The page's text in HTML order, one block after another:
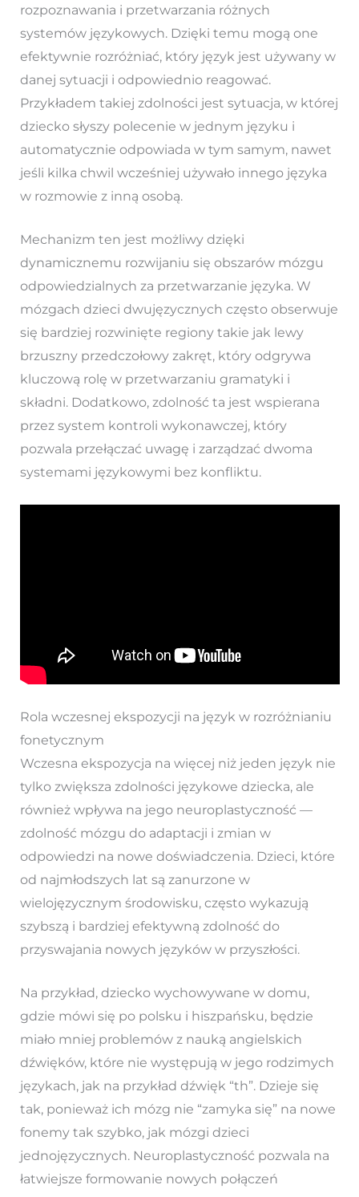
rozpoznawania i przetwarzania różnych
systemów językowych. Dzięki temu mogą one
efektywnie rozróżniać, który język jest używany w
danej sytuacji i odpowiednio reagować.
Przykładem takiej zdolności jest sytuacja, w której
dziecko słyszy polecenie w jednym języku i
automatycznie odpowiada w tym samym, nawet
jeśli kilka chwil wcześniej używało innego języka
w rozmowie z inną osobą.
Mechanizm ten jest możliwy dzięki
dynamicznemu rozwijaniu się obszarów mózgu
odpowiedzialnych za przetwarzanie języka. W
mózgach dzieci dwujęzycznych często obserwuje
się bardziej rozwinięte regiony takie jak lewy
brzuszny przedczołowy zakręt, który odgrywa
kluczową rolę w przetwarzaniu gramatyki i
składni. Dodatkowo, zdolność ta jest wspierana
przez system kontroli wykonawczej, który
pozwala przełączać uwagę i zarządzać dwoma
systemami językowymi bez konfliktu.
Rola wczesnej ekspozycji na język w rozróżnianiu
fonetycznym
Wczesna ekspozycja na więcej niż jeden język nie
tylko zwiększa zdolności językowe dziecka, ale
również wpływa na jego neuroplastyczność —
zdolność mózgu do adaptacji i zmian w
odpowiedzi na nowe doświadczenia. Dzieci, które
od najmłodszych lat są zanurzone w
wielojęzycznym środowisku, często wykazują
szybszą i bardziej efektywną zdolność do
przyswajania nowych języków w przyszłości.
Na przykład, dziecko wychowywane w domu,
gdzie mówi się po polsku i hiszpańsku, będzie
miało mniej problemów z nauką angielskich
dźwięków, które nie występują w jego rodzimych
językach, jak na przykład dźwięk “th”. Dzieje się
tak, ponieważ ich mózg nie “zamyka się” na nowe
fonemy tak szybko, jak mózgi dzieci
jednojęzycznych. Neuroplastyczność pozwala na
łatwiejsze formowanie nowych połączeń